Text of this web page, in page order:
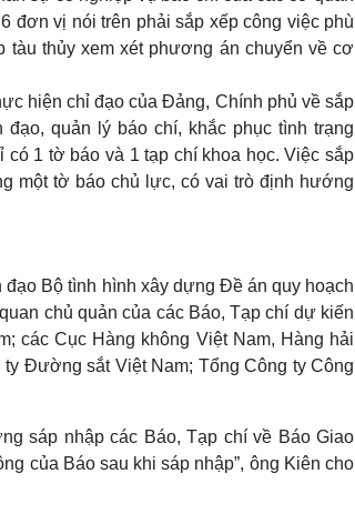
đơn vị nói trên phải sắp xếp công việc phù
thủy xem xét phương án chuyển về cơ
hiện chỉ đạo của Đảng, Chính phủ về sắp
quản lý báo chí, khắc phục tình trạng
1 tờ báo và 1 tạp chí khoa học. Việc sắp
một tờ báo chủ lực, có vai trò định hướng
Bộ tình hình xây dựng Đề án quy hoạch
chủ quản của các Báo, Tạp chí dự kiến
các Cục Hàng không Việt Nam, Hàng hải
Đường sắt Việt Nam; Tổng Công ty Công
sáp nhập các Báo, Tạp chí về Báo Giao
của Báo sau khi sáp nhập”, ông Kiên cho